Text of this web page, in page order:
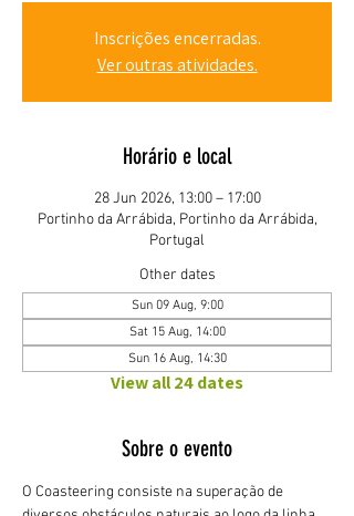
Inscrições encerradas.
Ver outras atividades.
Horário e local
28 Jun 2026, 13:00 – 17:00
Portinho da Arrábida, Portinho da Arrábida,
Portugal
Other dates
Sun 09 Aug, 9:00
Sat 15 Aug, 14:00
Sun 16 Aug, 14:30
View all 24 dates
Sobre o evento
O Coasteering consiste na superação de